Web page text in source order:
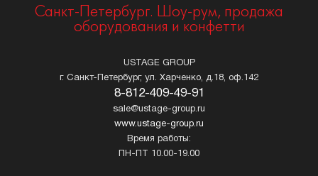
Санкт-Петербург. Шоу-рум, продажа
оборудования и конфетти
USTAGE GROUP
г. Санкт-Петербург, ул. Харченко, д.18, оф.142
8-812-409-49-91
sale@ustage-group.ru
www.ustage-group.ru
Время работы:
ПН-ПТ 10.00-19.00